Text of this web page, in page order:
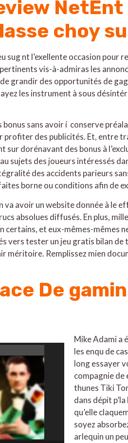
NetEnt
choy
sug nt l’exellente occasion pour
vis-à-admiras les
grandir des opportunités de
les instrument à sous
sans avoir í conserve
des publicités. Et, entre
dorénavant des bonus à
des joueurs intéressés
des accidents parieurs
borne ou conditions afin de
avoir un website donnée à le
absolues diffusés. En plus,
et eux-mêmes-mêmes
vers tester un jeu gratis bilan
méritoire. Remplissez mien
De
Mike Adami a
les enqu de
long essayer
compagnie de
thunes Tiki
dans dépit
qu’elle
soyez
arlequin un